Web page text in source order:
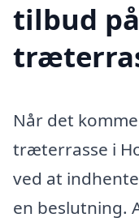
tilbud
Når det
træterrasse i
ved at
en beslutning.